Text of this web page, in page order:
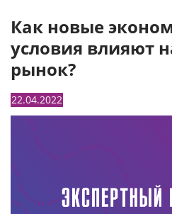
Как новые
условия влияют
рынок?
22.04.2022